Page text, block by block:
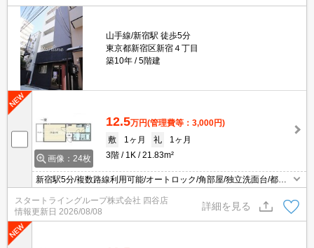
山手線/新宿駅 徒歩5分
東京都新宿区新宿４丁目
築10年
5階建
画像：24枚
12.5万円(管理費等：3,000円)
敷
1ヶ月 礼
1ヶ月
3階
1K 21.83m²
新宿駅5分/複数路線利用可能/オートロック/角部屋/独立洗面台/都市
スタートライングループ株式会社 四谷店
情報更新日 2026/08/08
詳細を見る